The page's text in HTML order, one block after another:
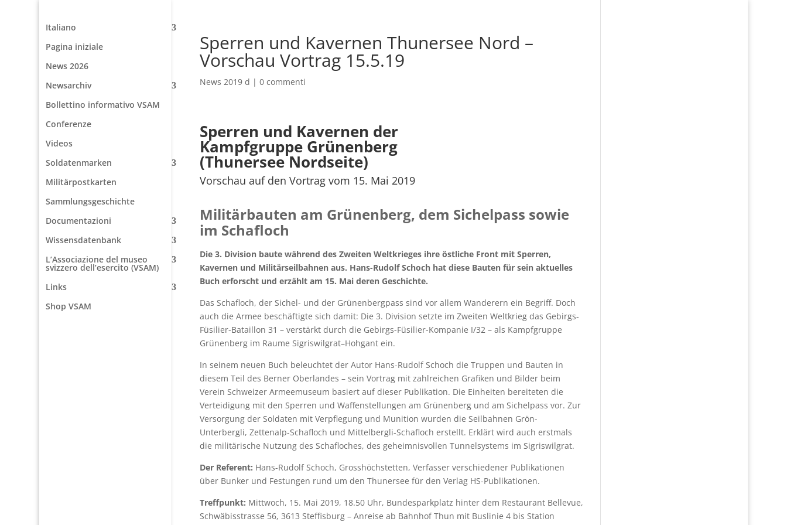
Italiano
Pagina iniziale
News 2026
Newsarchiv
Bollettino informativo VSAM
Conferenze
Videos
Soldatenmarken
Militärpostkarten
Sammlungsgeschichte
Documentazioni
Wissensdatenbank
L’Associazione del museo
svizzero dell’esercito (VSAM)
Links
Shop VSAM
Sperren und Kavernen Thunersee Nord –
Vorschau Vortrag 15.5.19
News 2019 d |0 commenti
Sperren und Kavernen der
Kampfgruppe Grünenberg
(Thunersee Nordseite)
Vorschau auf den Vortrag vom 15. Mai 2019
Militärbauten am Grünenberg, dem Sichelpass sowie
im Schafloch
Die 3. Division baute während des Zweiten Weltkrieges ihre östliche Front mit Sperren,
Kavernen und Militärseilbahnen aus. Hans-Rudolf Schoch hat diese Bauten für sein aktuelles
Buch erforscht und erzählt am 15. Mai deren Geschichte.
Das Schafloch, der Sichel- und der Grünenbergpass sind vor allem Wanderern ein Begriff. Doch
auch die Armee beschäftigte sich damit: Die 3. Division setzte im Zweiten Weltkrieg das Gebirgs-
Füsilier-Bataillon 31 – verstärkt durch die Gebirgs-Füsilier-Kompanie I/32 – als Kampfgruppe
Grünenberg im Raume Sigriswilgrat–Hohgant ein.
In seinem neuen Buch beleuchtet der Autor Hans-Rudolf Schoch die Truppen und Bauten in
diesem Teil des Berner Oberlandes – sein Vortrag mit zahlreichen Grafiken und Bilder beim
Verein Schweizer Armeemuseum basiert auf dieser Publikation. Die Einheiten bereiteten die
Verteidigung mit den Sperren und Waffenstellungen am Grünenberg und am Sichelpass vor. Zur
Versorgung der Soldaten mit Verpflegung und Munition wurden die Seilbahnen Grön-
Unterbergli, Zettenalp-Schafloch und Mittelbergli-Schafloch erstellt. Erklärt wird auch erstmals
die militärische Nutzung des Schafloches, des geheimnisvollen Tunnelsystems im Sigriswilgrat.
Der Referent: Hans-Rudolf Schoch, Grosshöchstetten, Verfasser verschiedener Publikationen
über Bunker und Festungen rund um den Thunersee für den Verlag HS-Publikationen.
Treffpunkt: Mittwoch, 15. Mai 2019, 18.50 Uhr, Bundesparkplatz hinter dem Restaurant Bellevue,
Schwäbisstrasse 56, 3613 Steffisburg – Anreise ab Bahnhof Thun mit Buslinie 4 bis Station